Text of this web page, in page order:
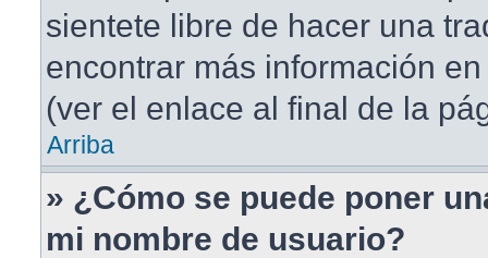
sientete libre de hacer una
encontrar más información
(ver el enlace al final de la
Arriba
» ¿Cómo se puede poner
mi nombre de usuario?